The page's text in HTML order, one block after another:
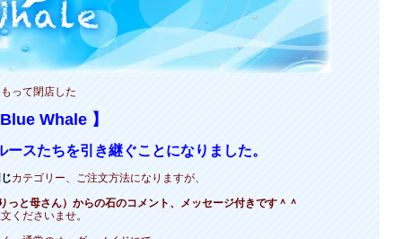
って閉店した
Whale 】
スたちを引き継ぐことになりました。
カテゴリー、ご注文方法になりますが、
と母さん）からの石のコメント、メッセージ付きです＾＾
くださいませ。